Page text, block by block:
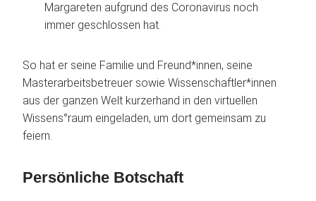
Margareten aufgrund des Coronavirus noch
immer geschlossen hat.
So hat er seine Familie und Freund*innen, seine
Masterarbeitsbetreuer sowie Wissenschaftler*innen
aus der ganzen Welt kurzerhand in den virtuellen
Wissens°raum eingeladen, um dort gemeinsam zu
feiern.
Persönliche Botschaft